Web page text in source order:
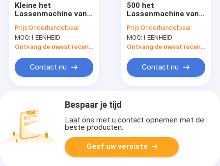
Kleine het
Lassenmachine van
Ultrasone Vlek, Hoge
Frequentielasser 28
Khz
Prijs:Onderhandelbaar
MOQ:1 EENHEID
Ontvang de meest recente Prijs
Contact nu
500 het
Lassenmachine van
Ultrasone Vlek voor
Luifel en
Tentmateriaal
Prijs:Onderhandelbaar
MOQ:1 EENHEID
Ontvang de meest recente Prijs
Contact nu
Bespaar je tijd
Laat ons met u contact opnemen met de
beste producten.
Geef uw vereiste